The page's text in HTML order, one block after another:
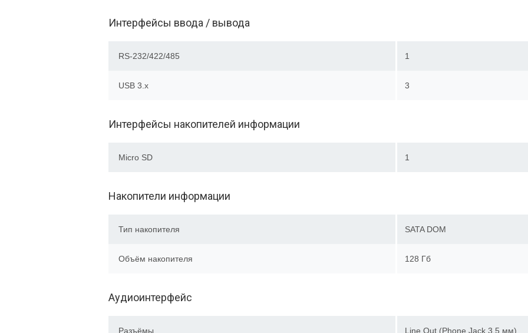
Интерфейсы ввода / вывода
RS-232/422/485 1
USB 3.x 3
Интерфейсы накопителей информации
Micro SD 1
Накопители информации
Тип накопителя SATA DOM
Объём накопителя 128 Гб
Аудиоинтерфейс
Разъёмы
Line Out (Phone Jack 3.5 мм)